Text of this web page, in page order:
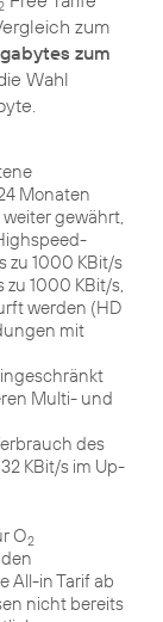
zum
zum
Wahl
Monaten
gewährt,
zu 1000 KBit/s
1000 KBit/s,
werden (HD
mit
Multi- und
des
KBit/s im Up-
O2
All-in Tarif ab
nicht bereits